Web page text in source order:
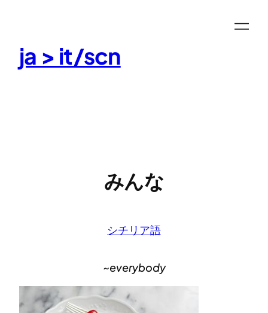
content
ja > it/scn
みんな
シチリア語
~everybody